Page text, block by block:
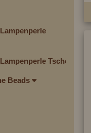
Tschechien
Beads